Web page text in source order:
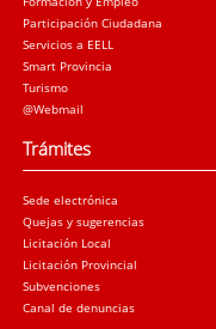
Participación Ciudadana
Servicios a EELL
Smart Provincia
Turismo
@Webmail
Trámites
Sede electrónica
Quejas y sugerencias
Licitación Local
Licitación Provincial
Subvenciones
Canal de denuncias